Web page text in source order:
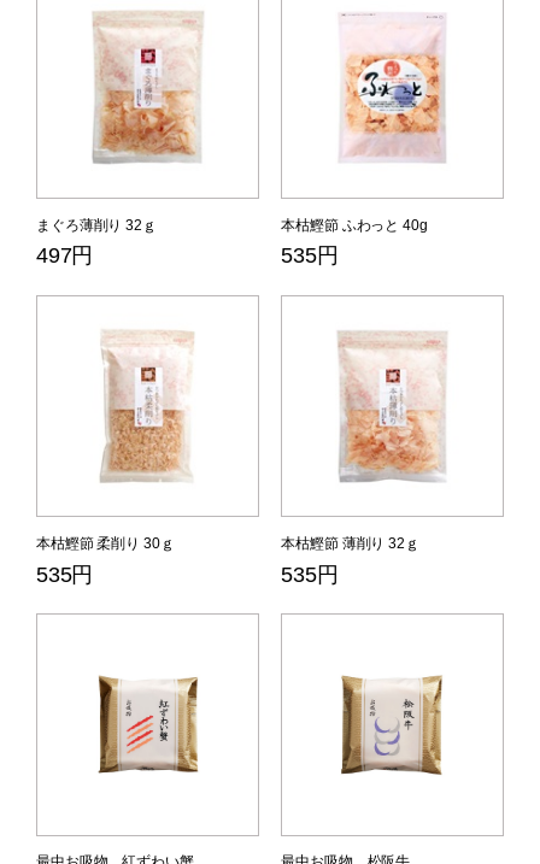
まぐろ薄削り 32ｇ
497円
本枯鰹節 ふわっと 40g
535円
本枯鰹節 柔削り 30ｇ
535円
本枯鰹節 薄削り 32ｇ
535円